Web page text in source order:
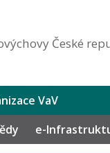
České
VaV
e-